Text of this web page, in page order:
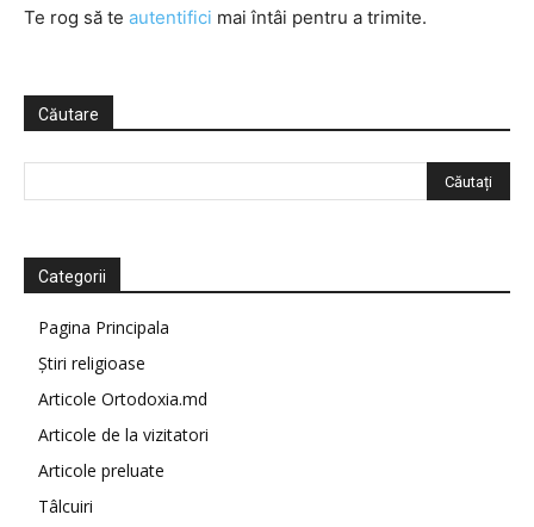
Te rog să te autentifici mai întâi pentru a trimite.
Căutare
Categorii
Pagina Principala
Știri religioase
Articole Ortodoxia.md
Articole de la vizitatori
Articole preluate
Tâlcuiri